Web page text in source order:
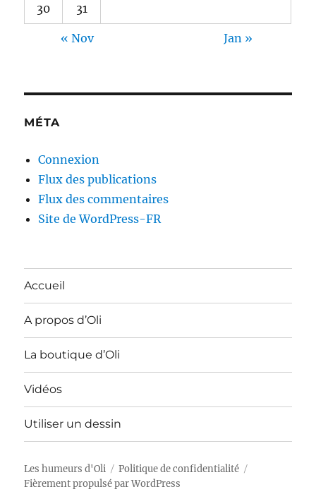
30 31
« Nov Jan »
MÉTA
Connexion
Flux des publications
Flux des commentaires
Site de WordPress-FR
Accueil
A propos d’Oli
La boutique d’Oli
Vidéos
Utiliser un dessin
Les humeurs d'Oli
Politique de confidentialité
Fièrement propulsé par WordPress